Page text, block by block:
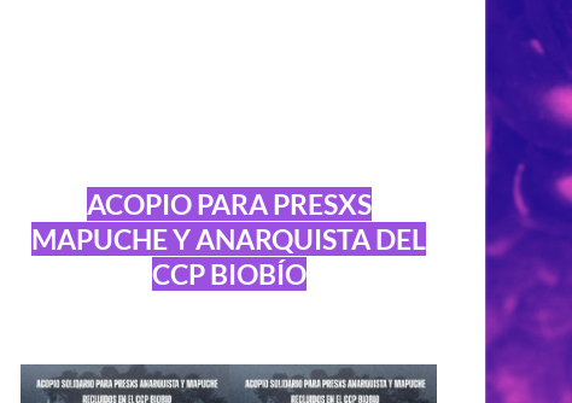
ACOPIO PARA PRESXS
MAPUCHE Y ANARQUISTA DEL
CCP BIOBÍO